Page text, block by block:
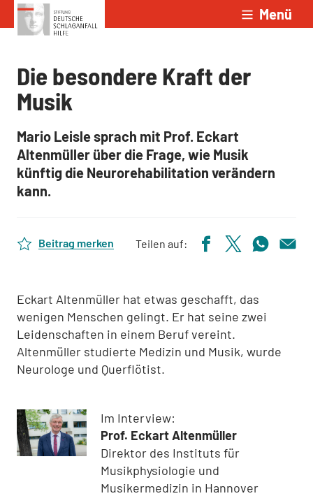
Zum Inhalt springen Menü
Die besondere Kraft der
Musik
Mario Leisle sprach mit Prof. Eckart
Altenmüller über die Frage, wie Musik
künftig die Neurorehabilitation verändern
kann.
Beitrag merken Teilen auf:
Eckart Altenmüller hat etwas geschafft, das
wenigen Menschen gelingt. Er hat seine zwei
Leidenschaften in einem Beruf vereint.
Altenmüller studierte Medizin und Musik, wurde
Neurologe und Querflötist.
Im Interview:
Prof. Eckart Altenmüller
Direktor des Instituts für
Musikphysiologie und
Musikermedizin in Hannover